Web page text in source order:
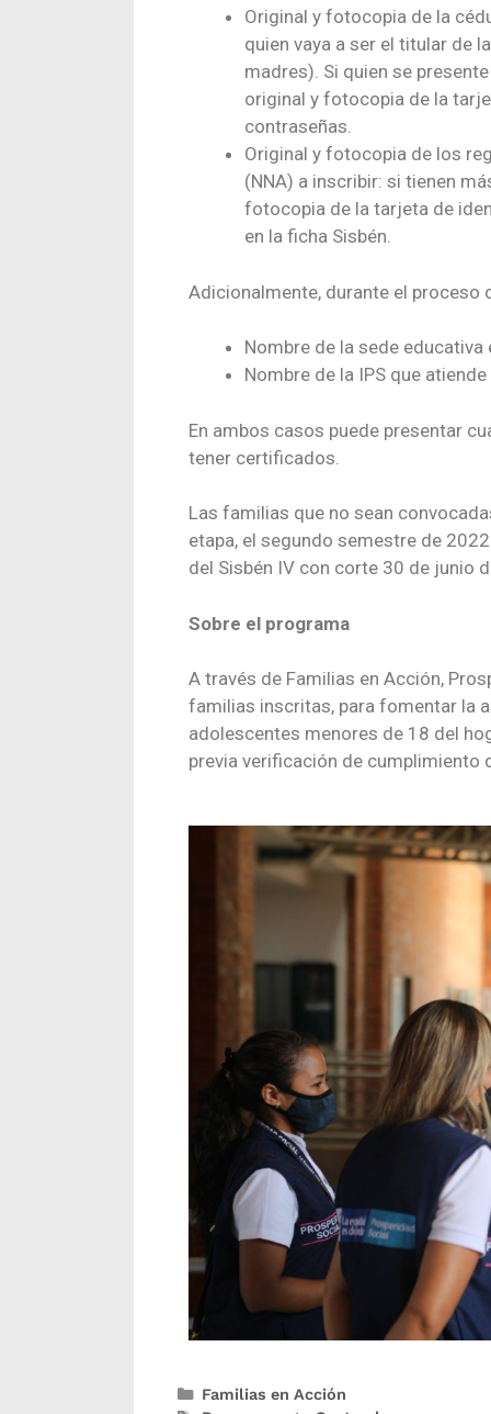
Original y fotocopia de la
quien vaya a ser el titular de
madres). Si quien se
original y fotocopia de la
contraseñas.
Original y fotocopia de los
(NNA) a inscribir: si tienen
fotocopia de la tarjeta de
en la ficha Sisbén.
Adicionalmente, durante el proceso
Nombre de la sede
Nombre de la IPS que
En ambos casos puede presentar
tener certificados.
Las familias que no sean
etapa, el segundo semestre de
del Sisbén IV con corte 30 de junio
Sobre el programa
A través de Familias en Acción,
familias inscritas, para fomentar la
adolescentes menores de 18 del
previa verificación de cumplimiento
Familias en Acción